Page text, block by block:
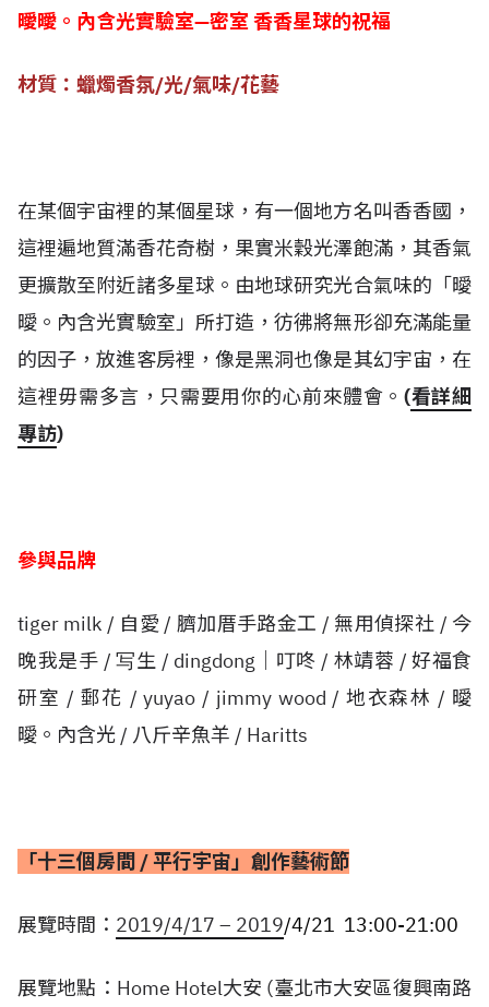
曖曖。內含光實驗室—密室 香香星球的祝福
材質：蠟燭香氛/光/氣味/花藝
在某個宇宙裡的某個星球，有一個地方名叫香香國，
這裡遍地質滿香花奇樹，果實米穀光澤飽滿，其香氣
更擴散至附近諸多星球。由地球研究光合氣味的「曖
曖。內含光實驗室」所打造，彷彿將無形卻充滿能量
的因子，放進客房裡，像是黑洞也像是其幻宇宙，在
這裡毋需多言，只需要用你的心前來體會。(看詳細
專訪)
參與品牌
tiger milk / 自愛 / 臍加厝手路金工 / 無用偵探社 / 今
晚我是手 / 写生 / dingdong│叮咚 / 林靖蓉 / 好福食
研室 / 郵花 / yuyao / jimmy wood / 地衣森林 / 曖
曖。內含光 / 八斤辛魚羊 / Haritts
「十三個房間 / 平行宇宙」創作藝術節
展覽時間： 2019/4/17 – 2019/4/21 13:00-21:00
展覽地點：Home Hotel大安 (臺北市大安區復興南路